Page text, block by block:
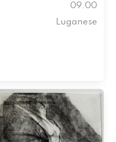
09.00
Luganese